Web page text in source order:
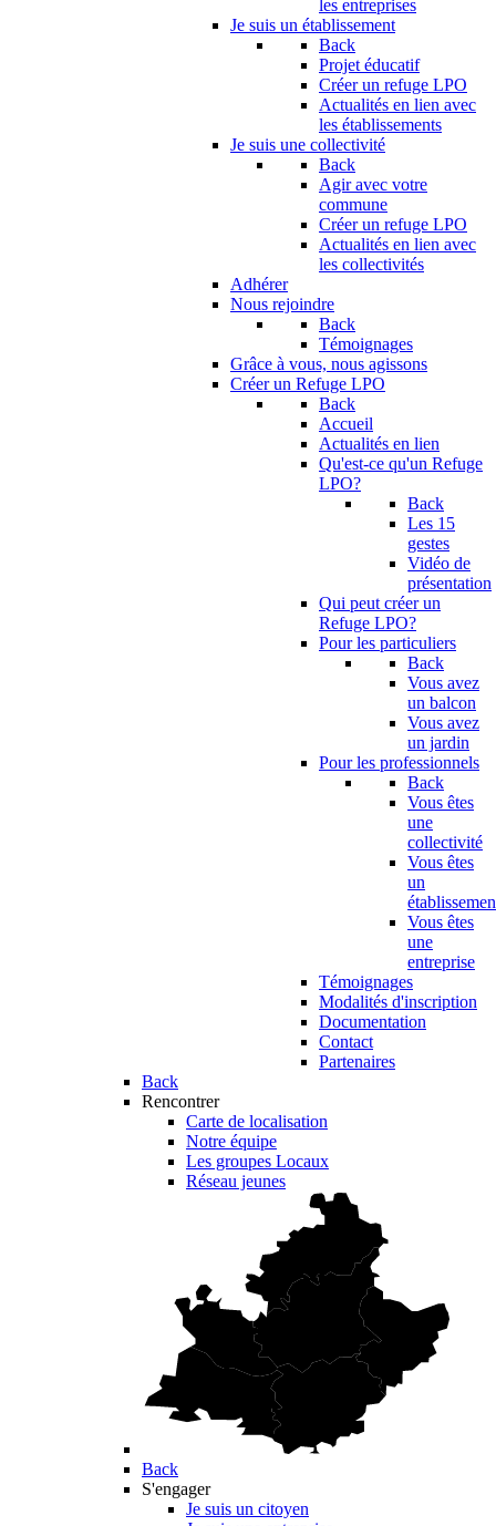
les entreprises
Je suis un établissement
Back
Projet éducatif
Créer un refuge LPO
Actualités en lien avec
les établissements
Je suis une collectivité
Back
Agir avec votre
commune
Créer un refuge LPO
Actualités en lien avec
les collectivités
Adhérer
Nous rejoindre
Back
Témoignages
Grâce à vous, nous agissons
Créer un Refuge LPO
Back
Accueil
Actualités en lien
Qu'est-ce qu'un Refuge
LPO?
Back
Les 15
gestes
Vidéo de
présentation
Qui peut créer un
Refuge LPO?
Pour les particuliers
Back
Vous avez
un balcon
Vous avez
un jardin
Pour les professionnels
Back
Vous êtes
une
collectivité
Vous êtes
un
Vous êtes
une
entreprise
Témoignages
Modalités d'inscription
Documentation
Contact
Partenaires
Back
Rencontrer
Carte de localisation
Notre équipe
Les groupes Locaux
Réseau jeunes
Back
S'engager
Je suis un citoyen